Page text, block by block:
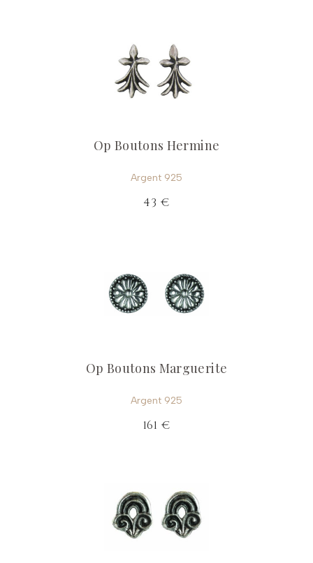
Op Boutons Hermine
Argent 925
43 €
Op Boutons Marguerite
Argent 925
161 €